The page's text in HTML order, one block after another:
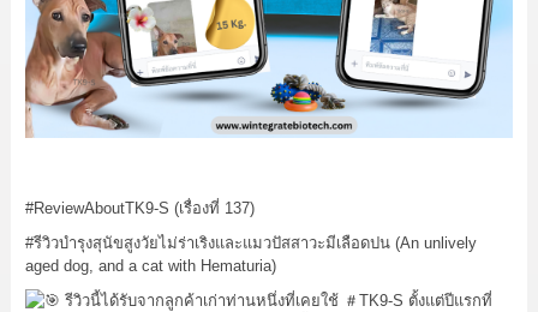
#ReviewAboutTK9-S (เรื่องที่ 137)
#รีวิวบำรุงสุนัขสูงวัยไม่ร่าเริงและแมวปัสสาวะมีเลือดปน(An unlively
aged dog, and a cat with Hematuria)
รีวิวนี้ได้รับจากลูกค้าเก่าท่านหนึ่งที่เคยใช้ ＃TK9-S ตั้งแต่ปีแรกที่